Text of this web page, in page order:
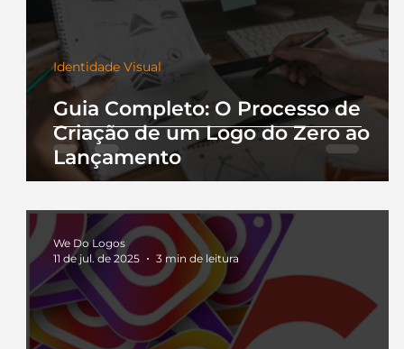
Guia Completo: O Processo de
Criação de um Logo do Zero ao
Lançamento
Identidade Visual
We Do Logos
11 de jul. de 2025
3 min de leitura